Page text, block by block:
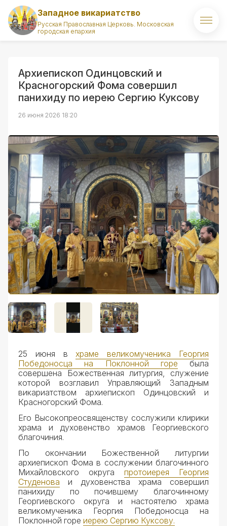
Западное викариатство
Русская Православная Церковь. Московская
городская епархия
Правящий архиерей
Викарий
Храмы
Духовенство
Новости
Комиссии викариатства
Документы
Архиепископ Одинцовский и
Красногорский Фома совершил
панихиду по иерею Сергию Куксову
26 июня 2026 18:20
25 июня вхраме великомученика Георгия
Победоносца на Поклонной горе была
совершена Божественная литургия, служение
которой возглавил Управляющий Западным
викариатством архиепископ Одинцовский и
Красногорский Фома.
Его Высокопреосвященству сослужили клирики
храма и духовенство храмов Георгиевского
благочиния.
По окончании Божественной литургии
архиепископ Фома в сослужении благочинного
Михайловского округа протоиерея Георгия
Студенова и духовенства храма совершил
панихиду по почившему благочинному
Георгиевского округа и настоятелю храма
великомученика Георгия Победоносца на
Поклонной горе иерею Сергию Куксову.